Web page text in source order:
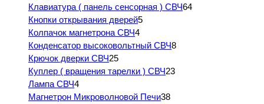
Клавиатура ( панель сенсорная ) СВЧ64
Кнопки открывания дверей5
Колпачок магнетрона СВЧ4
Конденсатор высоковольтный СВЧ8
Крючок дверки СВЧ25
Куплер ( вращения тарелки ) СВЧ23
Лампа СВЧ4
Магнетрон Микроволновой Печи38